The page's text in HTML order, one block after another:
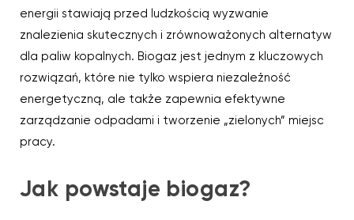
energii stawiają przed ludzkością wyzwanie
znalezienia skutecznych i zrównoważonych alternatyw
dla paliw kopalnych. Biogaz jest jednym z kluczowych
rozwiązań, które nie tylko wspiera niezależność
energetyczną, ale także zapewnia efektywne
zarządzanie odpadami i tworzenie „zielonych” miejsc
pracy.
Jak powstaje biogaz?